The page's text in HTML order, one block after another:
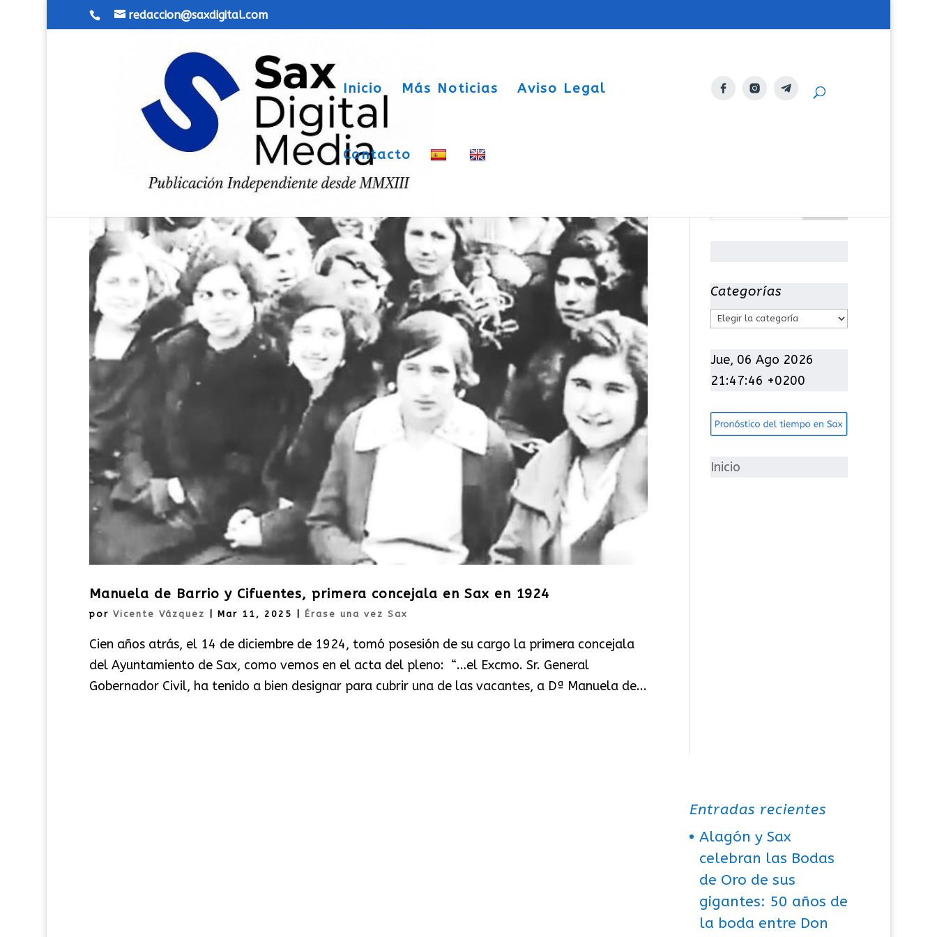
redaccion@saxdigital.com
Inicio Más Noticias Aviso Legal
Contacto
Manuela de Barrio y Cifuentes, primera concejala en Sax en 1924
por Vicente Vázquez Mar 11, 2025 Érase una vez Sax
Cien años atrás, el 14 de diciembre de 1924, tomó posesión de su cargo la primera concejala
del Ayuntamiento de Sax, como vemos en el acta del pleno: “…el Excmo. Sr. General
Gobernador Civil, ha tenido a bien designar para cubrir una de las vacantes, a Dª Manuela de...
Categorías
C
t
e
o
í
Jue, 06 Ago 2026
21:47:47 +0200
Inicio
Entradas recientes
Alagón y Sax
celebran las Bodas
de Oro de sus
gigantes: 50 años de
la boda entre Don